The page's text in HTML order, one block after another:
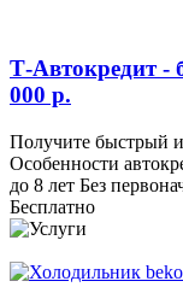
Т-Автокредит -
000 р.
Получите быстрый
Особенности
до 8 лет Без
Бесплатно